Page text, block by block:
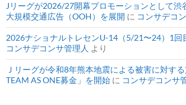
Jリーグが2026/27開幕プロモーションとして渋
大規模交通広告（OOH）を展開 に コンサデコ
2026ナショナルトレセンU-14（5/21〜24）1回
コンサデコンサ管理人 より
Ｊリーグが令和8年熊本地震による被害に対す
TEAM AS ONE募金」を開始 に コンサデコンサ